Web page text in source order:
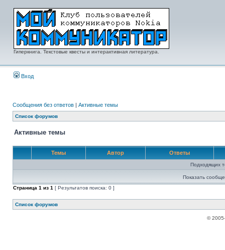
Гиперкнига. Текстовые квесты и интерактивная литература.
Вход
Сообщения без ответов | Активные темы
Список форумов
Активные темы
Темы Автор Ответы
Подходящих
Показать
Страница 1 из 1 [ Результатов поиска: 0 ]
Список форумов
©